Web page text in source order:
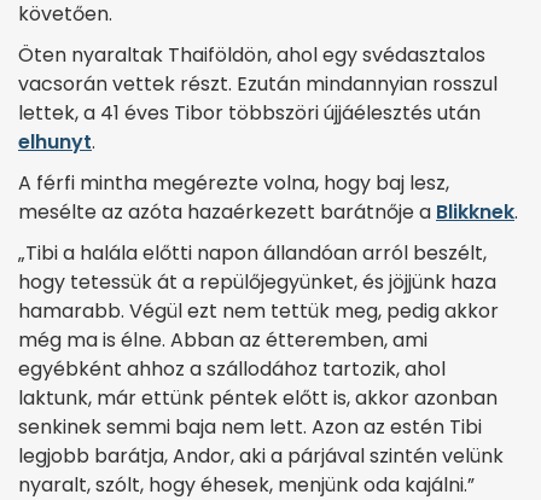
követően.
Öten nyaraltak Thaiföldön, ahol egy svédasztalos
vacsorán vettek részt. Ezután mindannyian rosszul
lettek, a 41 éves Tibor többszöri újjáélesztés után
elhunyt.
A férfi mintha megérezte volna, hogy baj lesz,
mesélte az azóta hazaérkezett barátnője a Blikknek.
„Tibi a halála előtti napon állan­dóan arról beszélt,
hogy tetessük át a repülőjegyünket, és jöjjünk haza
hamarabb. Végül ezt nem tettük meg, pedig akkor
még ma is élne. Abban az étteremben, ami
egyébként ahhoz a szállodához tartozik, ahol
laktunk, már ettünk péntek előtt is, akkor azonban
senkinek semmi baja nem lett. Azon az estén Tibi
legjobb barátja, Andor, aki a párjával szintén velünk
nyaralt, szólt, hogy éhesek, menjünk oda kajálni.”